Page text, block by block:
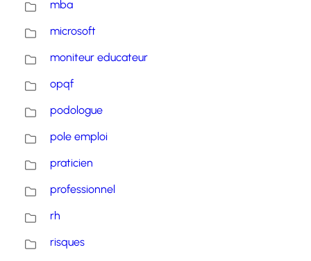
mba
microsoft
moniteur educateur
opqf
podologue
pole emploi
praticien
professionnel
rh
risques